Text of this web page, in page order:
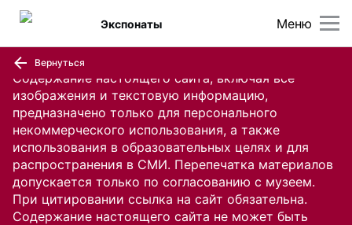
Содержание настоящего сайта, включая все
изображения и текстовую информацию,
предназначено только для персонального
некоммерческого использования, а также
использования в образовательных целях и для
распространения в СМИ. Перепечатка материалов
допускается только по согласованию с музеем.
При цитировании ссылка на сайт обязательна.
Содержание настоящего сайта не может быть
Меню
Экспонаты
Вернуться